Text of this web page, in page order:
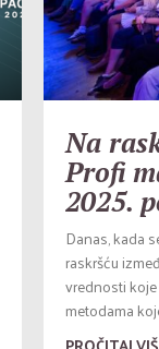
Na
Profi
2025.
Danas, kada
raskršću
vrednosti
metodama